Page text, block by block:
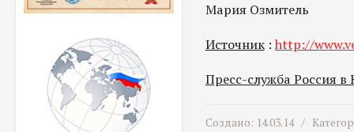
Мария Озмитель
Источник: http://
Пресс-служба Россия в
Создано: 14.03.14 /